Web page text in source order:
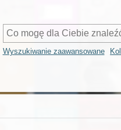
Wyszukiwanie zaawansowane